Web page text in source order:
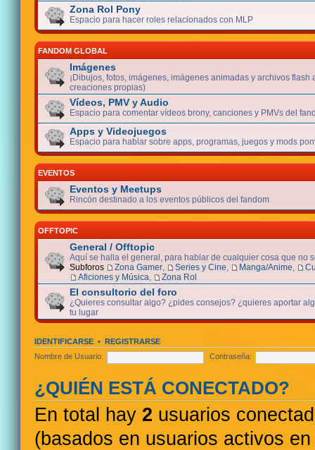
Zona Rol Pony
Espacio para hacer roles relacionados con MLP
FANDOM GLOBAL
Imágenes
¡Dibujos, fotos, imágenes, imágenes animadas y archivos flash
creaciones propias)
Vídeos, PMV y Audio
Espacio para comentar vídeos brony, canciones y PMVs del
Apps y Videojuegos
Espacio para hablar sobre apps, programas, juegos y mods
EVENTOS
Eventos y Meetups
Rincón destinado a los eventos públicos del fandom
OFFTOPIC
General / Offtopic
Aquí se halla el general, para hablar de cualquier cosa que no
Subforos
Zona Gamer Series y Cine Manga/Anime
Aficiones y Música
Zona Rol
El consultorio del foro
¿Quieres consultar algo? ¿pides consejos? ¿quieres aportar
tu lugar
IDENTIFICARSE • REGISTRARSE
Nombre de Usuario:
Contraseña:
¿QUIÉN ESTÁ CONECTADO?
En total hay 2 usuarios
(basados en usuarios activos